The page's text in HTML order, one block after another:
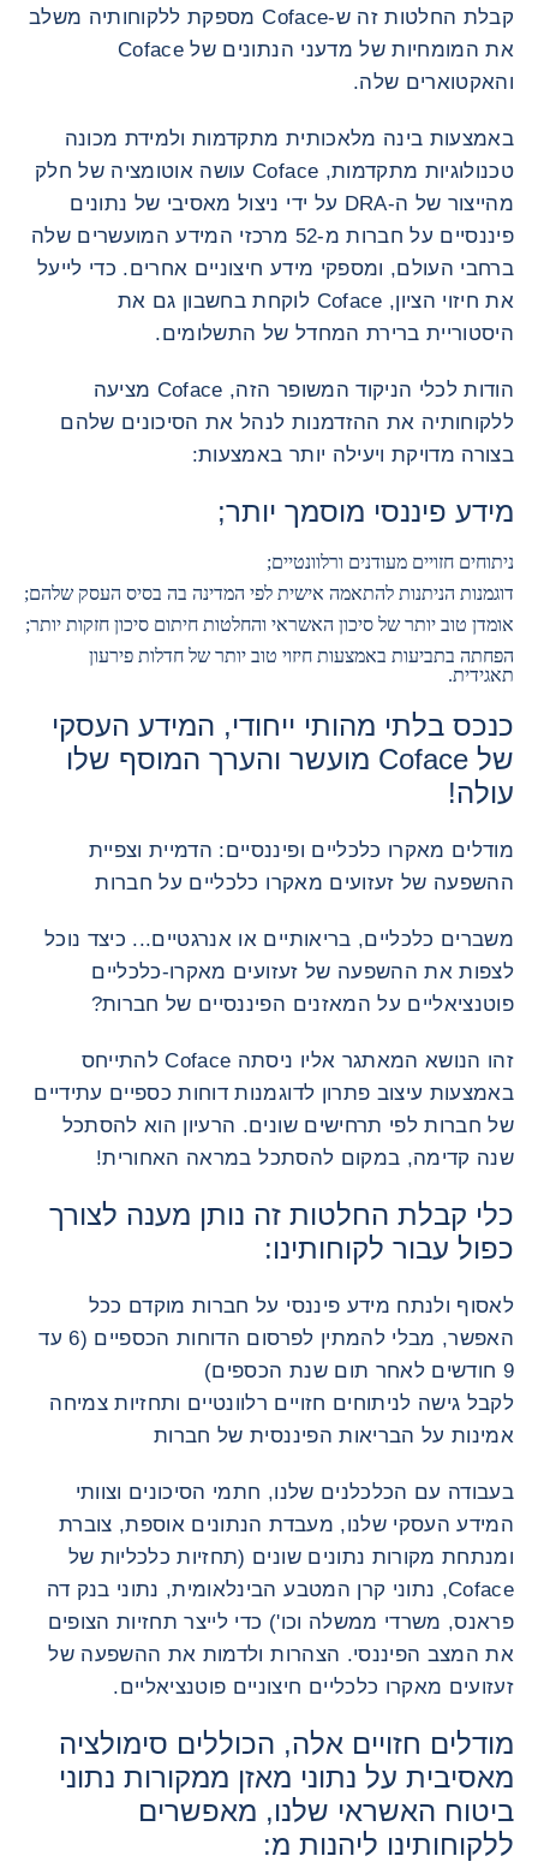
קבלת החלטות זה ש-Coface מספקת ללקוחותיה משלב
את המומחיות של מדעני הנתונים של Coface
והאקטוארים שלה.
באמצעות בינה מלאכותית מתקדמות ולמידת מכונה
טכנולוגיות מתקדמות, Coface עושה אוטומציה של חלק
מהייצור של ה-DRA על ידי ניצול מאסיבי של נתונים
פיננסיים על חברות מ-52 מרכזי המידע המועשרים שלה
ברחבי העולם, ומספקי מידע חיצוניים אחרים. כדי לייעל
את חיזוי הציון, Coface לוקחת בחשבון גם את
היסטוריית ברירת המחדל של התשלומים.
הודות לכלי הניקוד המשופר הזה, Coface מציעה
ללקוחותיה את ההזדמנות לנהל את הסיכונים שלהם
בצורה מדויקת ויעילה יותר באמצעות:
מידע פיננסי מוסמך יותר;
ניתוחים חזויים מעודנים ורלוונטיים;
דוגמנות הניתנות להתאמה אישית לפי המדינה בה בסיס העסק שלהם;
אומדן טוב יותר של סיכון האשראי והחלטות חיתום סיכון חזקות יותר;
הפחתה בתביעות באמצעות חיזוי טוב יותר של חדלות פירעון
תאגידית.
כנכס בלתי מהותי ייחודי, המידע העסקי
של Coface מועשר והערך המוסף שלו
עולה!
מודלים מאקרו כלכליים ופיננסיים: הדמיית וצפיית
ההשפעה של זעזועים מאקרו כלכליים על חברות
משברים כלכליים, בריאותיים או אנרגטיים... כיצד נוכל
לצפות את ההשפעה של זעזועים מאקרו-כלכליים
פוטנציאליים על המאזנים הפיננסיים של חברות?
זהו הנושא המאתגר אליו ניסתה Coface להתייחס
באמצעות עיצוב פתרון לדוגמנות דוחות כספיים עתידיים
של חברות לפי תרחישים שונים. הרעיון הוא להסתכל
שנה קדימה, במקום להסתכל במראה האחורית!
כלי קבלת החלטות זה נותן מענה לצורך
כפול עבור לקוחותינו:
לאסוף ולנתח מידע פיננסי על חברות מוקדם ככל
האפשר, מבלי להמתין לפרסום הדוחות הכספיים (6 עד
9 חודשים לאחר תום שנת הכספים)
לקבל גישה לניתוחים חזויים רלוונטיים ותחזיות צמיחה
אמינות על הבריאות הפיננסית של חברות
בעבודה עם הכלכלנים שלנו, חתמי הסיכונים וצוותי
המידע העסקי שלנו, מעבדת הנתונים אוספת, צוברת
ומנתחת מקורות נתונים שונים (תחזיות כלכליות של
Coface, נתוני קרן המטבע הבינלאומית, נתוני בנק דה
פראנס, משרדי ממשלה וכו') כדי לייצר תחזיות הצופים
את המצב הפיננסי. הצהרות ולדמות את ההשפעה של
זעזועים מאקרו כלכליים חיצוניים פוטנציאליים.
מודלים חזויים אלה, הכוללים סימולציה
מאסיבית על נתוני מאזן ממקורות נתוני
ביטוח האשראי שלנו, מאפשרים
ללקוחותינו ליהנות מ: